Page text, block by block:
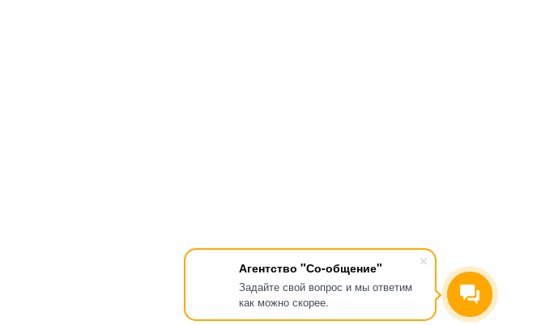
Агентство "Со-общение"
Задайте свой вопрос и мы ответим
как можно скорее.